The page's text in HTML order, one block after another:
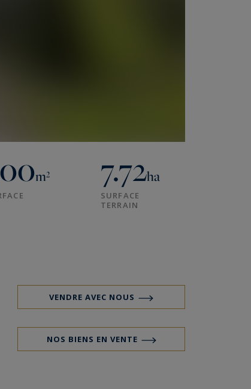
m² 7.72ha
SURFACE
TERRAIN
VENDRE AVEC NOUS
NOS BIENS EN VENTE